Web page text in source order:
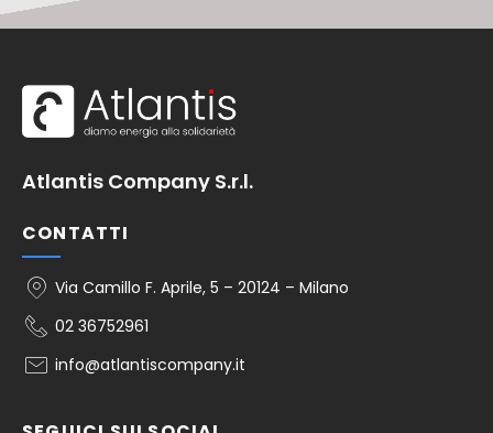
Atlantis Company S.r.l.
CONTATTI
Via Camillo F. Aprile, 5 – 20124 – Milano
02 36752961
info@atlantiscompany.it